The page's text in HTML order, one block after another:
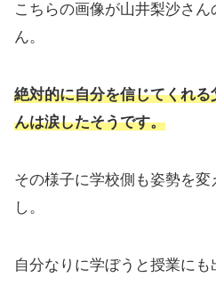
こちらの画像が山井梨沙さ
ん。
絶対的に自分を信じてくれ
んは涙したそうです。
その様子に学校側も姿勢を
し。
自分なりに学ぼうと授業に